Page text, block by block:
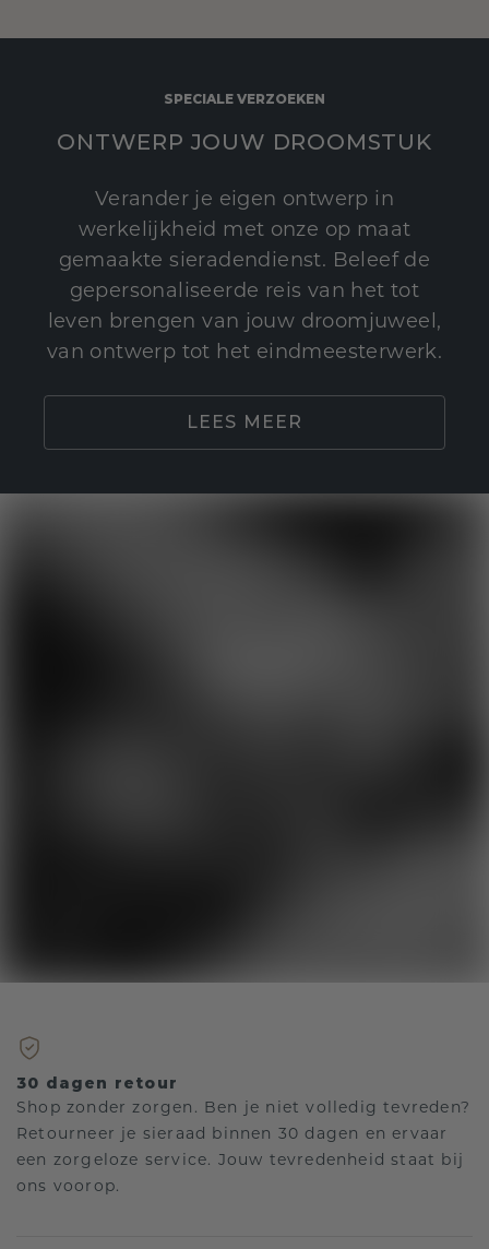
SPECIALE VERZOEKEN
ONTWERP JOUW DROOMSTUK
Verander je eigen ontwerp in
werkelijkheid met onze op maat
gemaakte sieradendienst. Beleef de
gepersonaliseerde reis van het tot
leven brengen van jouw droomjuweel,
van ontwerp tot het eindmeesterwerk.
LEES MEER
30 dagen retour
Shop zonder zorgen. Ben je niet volledig tevreden?
Retourneer je sieraad binnen 30 dagen en ervaar
een zorgeloze service. Jouw tevredenheid staat bij
ons voorop.